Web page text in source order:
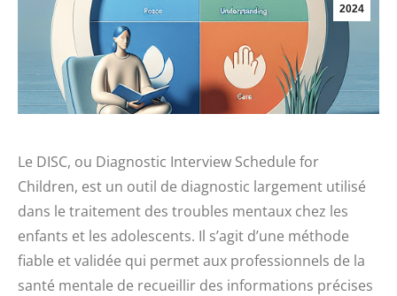
2024
Le DISC, ou Diagnostic Interview Schedule for
Children, est un outil de diagnostic largement utilisé
dans le traitement des troubles mentaux chez les
enfants et les adolescents. Il s’agit d’une méthode
fiable et validée qui permet aux professionnels de la
santé mentale de recueillir des informations précises